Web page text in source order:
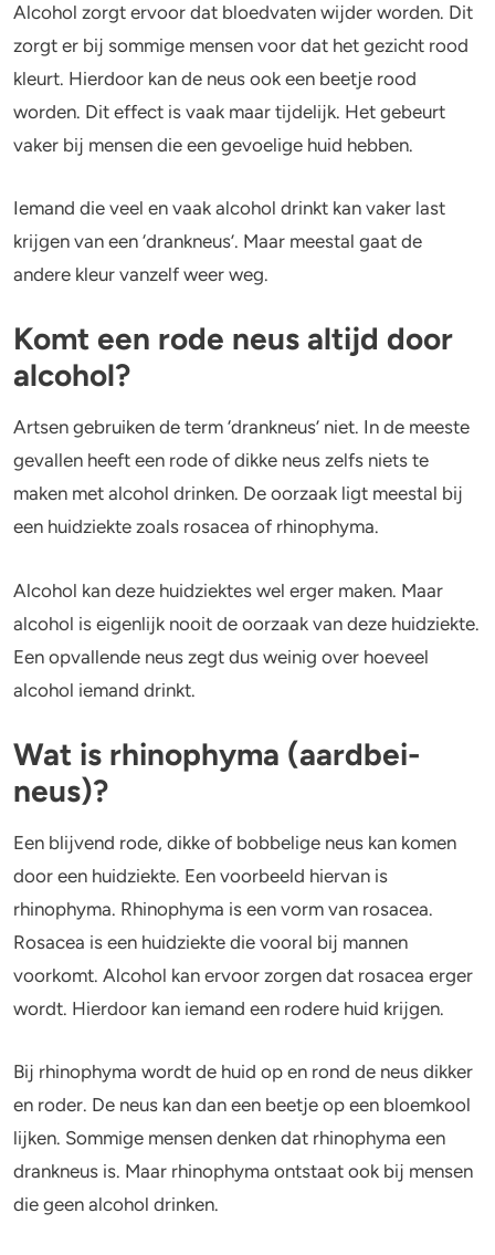
Alcohol en medicijnen
Test jezelf
Alcohol zorgt ervoor dat bloedvaten wijder worden. Dit
zorgt er bij sommige mensen voor dat het gezicht rood
kleurt. Hierdoor kan de neus ook een beetje rood
worden. Dit effect is vaak maar tijdelijk. Het gebeurt
vaker bij mensen die een gevoelige huid hebben.
Iemand die veel en vaak alcohol drinkt kan vaker last
krijgen van een ‘drankneus’. Maar meestal gaat de
andere kleur vanzelf weer weg.
Komt een rode neus altijd door
alcohol?
Artsen gebruiken de term ‘drankneus’ niet. In de meeste
gevallen heeft een rode of dikke neus zelfs niets te
maken met alcohol drinken. De oorzaak ligt meestal bij
een huidziekte zoals rosacea of rhinophyma.
Alcohol kan deze huidziektes wel erger maken. Maar
alcohol is eigenlijk nooit de oorzaak van deze huidziekte.
Een opvallende neus zegt dus weinig over hoeveel
alcohol iemand drinkt.
Wat is rhinophyma (aardbei-
neus)?
Een blijvend rode, dikke of bobbelige neus kan komen
door een huidziekte. Een voorbeeld hiervan is
rhinophyma. Rhinophyma is een vorm van rosacea.
Rosacea is een huidziekte die vooral bij mannen
voorkomt. Alcohol kan ervoor zorgen dat rosacea erger
wordt. Hierdoor kan iemand een rodere huid krijgen.
Bij rhinophyma wordt de huid op en rond de neus dikker
en roder. De neus kan dan een beetje op een bloemkool
lijken. Sommige mensen denken dat rhinophyma een
drankneus is. Maar rhinophyma ontstaat ook bij mensen
die geen alcohol drinken.